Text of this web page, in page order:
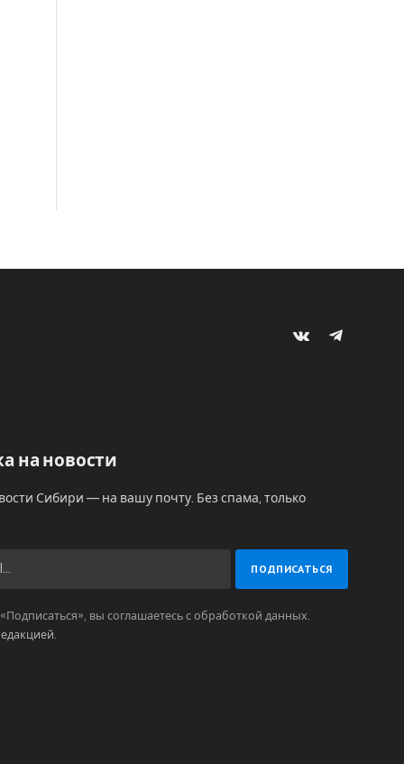
VKontakteTelegram
на новости
Сибири — на вашу почту. Без спама, только
вы соглашаетесь с обработкой данных.